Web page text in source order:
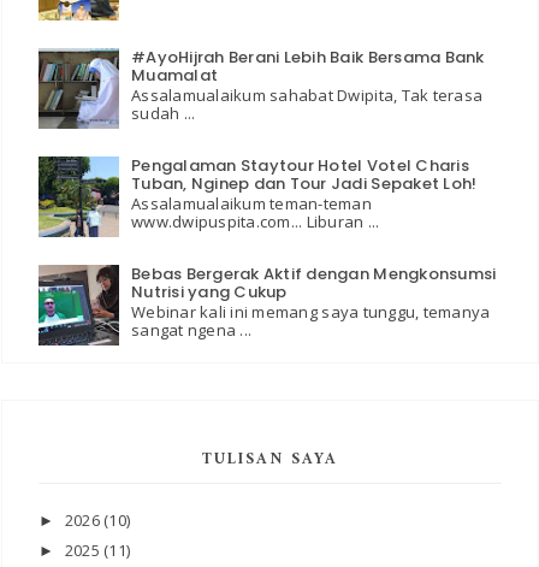
#AyoHijrah Berani Lebih Baik Bersama Bank
Muamalat
Assalamualaikum sahabat Dwipita, Tak terasa
sudah ...
Pengalaman Staytour Hotel Votel Charis
Tuban, Nginep dan Tour Jadi Sepaket Loh!
Assalamualaikum teman-teman
www.dwipuspita.com... Liburan ...
Bebas Bergerak Aktif dengan Mengkonsumsi
Nutrisi yang Cukup
Webinar kali ini memang saya tunggu, temanya
sangat ngena ...
TULISAN SAYA
► 2026 (10)
► 2025 (11)